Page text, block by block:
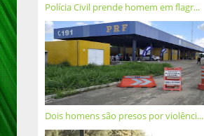
Polícia Civil prende homem em flagr...
Dois homens são presos por violênci...